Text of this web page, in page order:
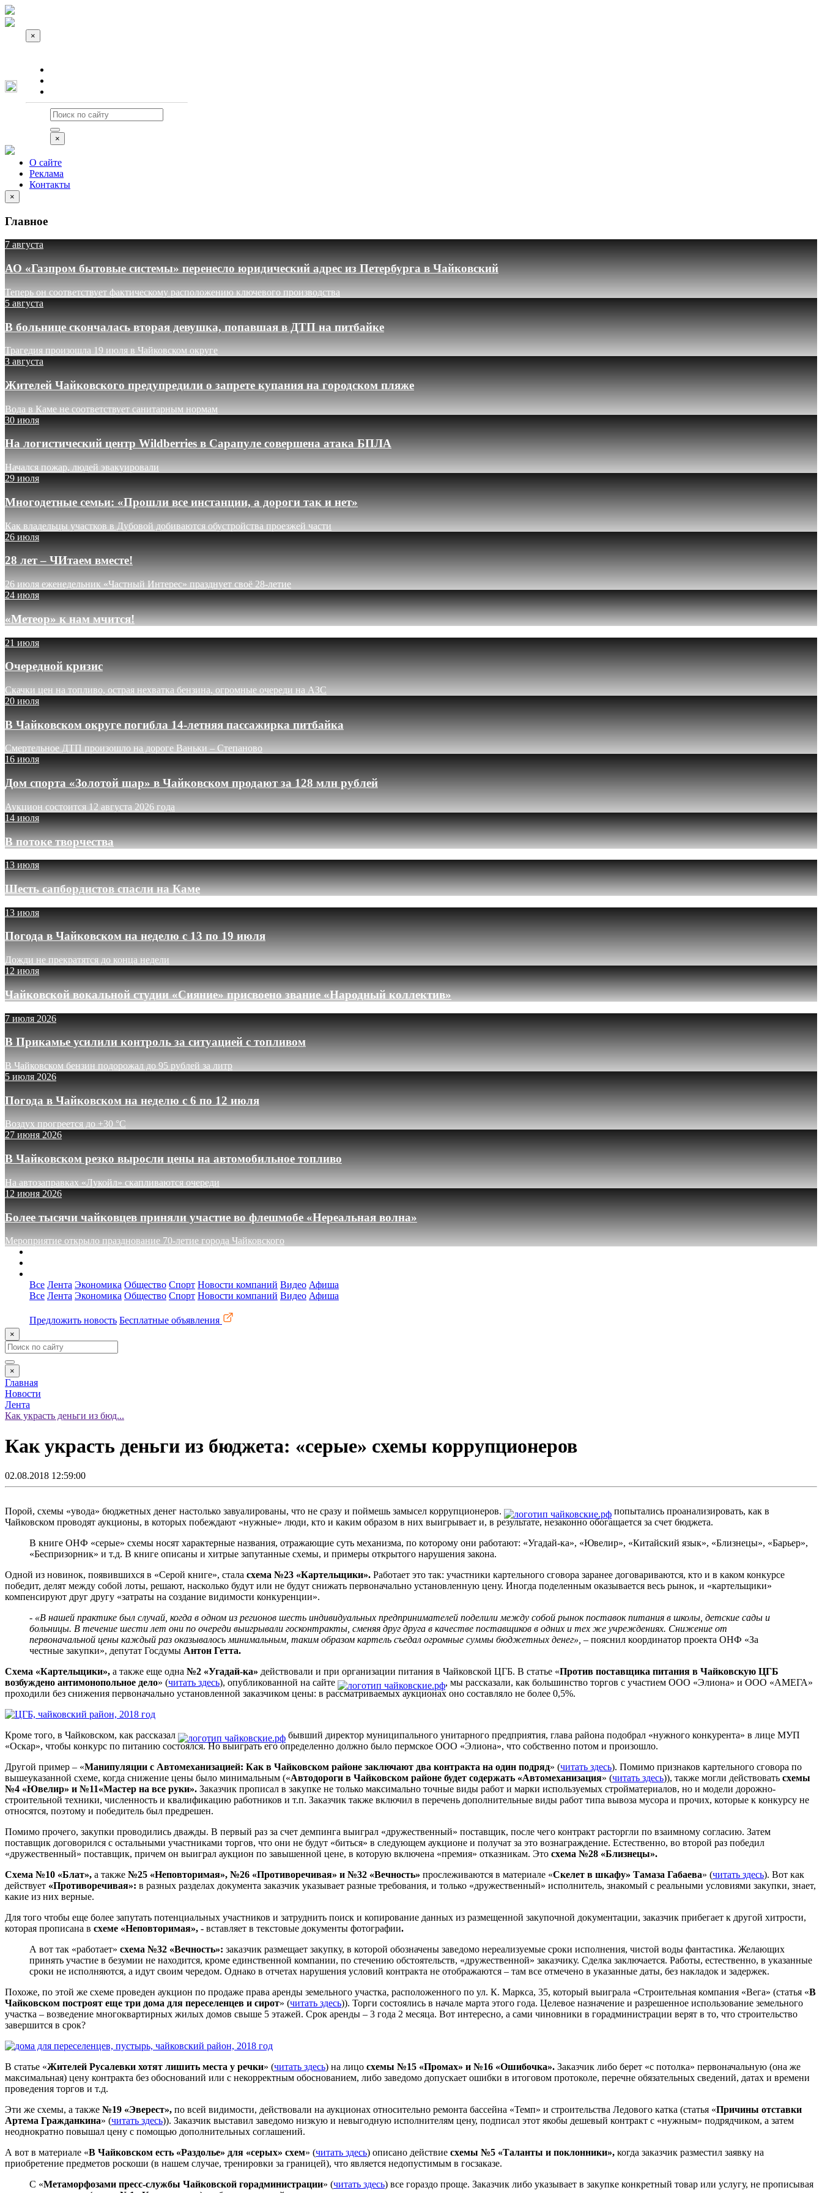
×
×
О сайте
Реклама
Контакты
×
Главное
7 августа
АО «Газпром бытовые системы» перенесло юридический адрес из Петербурга в Чайковский
Теперь он соответствует фактическому расположению ключевого производства
5 августа
В больнице скончалась вторая девушка, попавшая в ДТП на питбайке
Трагедия произошла 19 июля в Чайковском округе
3 августа
Жителей Чайковского предупредили о запрете купания на городском пляже
Вода в Каме не соответствует санитарным нормам
30 июля
На логистический центр Wildberries в Сарапуле совершена атака БПЛА
Начался пожар, людей эвакуировали
29 июля
Многодетные семьи: «Прошли все инстанции, а дороги так и нет»
Как владельцы участков в Дубовой добиваются обустройства проезжей части
26 июля
28 лет – ЧИтаем вместе!
26 июля еженедельник «Частный Интерес» празднует своё 28-летие
24 июля
«Метеор» к нам мчится!
21 июля
Очередной кризис
Скачки цен на топливо, острая нехватка бензина, огромные очереди на АЗС
20 июля
В Чайковском округе погибла 14-летняя пассажирка питбайка
Смертельное ДТП произошло на дороге Ваньки – Степаново
16 июля
Дом спорта «Золотой шар» в Чайковском продают за 128 млн рублей
Аукцион состоится 12 августа 2026 года
14 июля
В потоке творчества
13 июля
Шесть сапбордистов спасли на Каме
13 июля
Погода в Чайковском на неделю с 13 по 19 июля
Дожди не прекратятся до конца недели
12 июля
Чайковской вокальной студии «Сияние» присвоено звание «Народный коллектив»
7 июля 2026
В Прикамье усилили контроль за ситуацией с топливом
В Чайковском бензин подорожал до 95 рублей за литр
5 июля 2026
Погода в Чайковском на неделю с 6 по 12 июля
Воздух прогреется до +30 °C
27 июня 2026
В Чайковском резко выросли цены на автомобильное топливо
На автозаправках «Лукойл» скапливаются очереди
12 июня 2026
Более тысячи чайковцев приняли участие во флешмобе «Нереальная волна»
Мероприятие открыло празднование 70-летие города Чайковского
Все Лента Экономика Общество Спорт Новости компаний Видео Афиша
Все Лента Экономика Общество Спорт Новости компаний Видео Афиша
Предложить новость Бесплатные объявления
×
×
Главная
Новости
Лента
Как украсть деньги из бюд...
Как украсть деньги из бюджета: «серые» схемы коррупционеров
02.08.2018 12:59:00
Порой, схемы «увода» бюджетных денег настолько завуалированы, что не сразу и поймешь замысел коррупционеров.
попытались проанализировать, как в
Чайковском проводят аукционы, в которых побеждают «нужные» люди, кто и каким образом в них выигрывает и, в результате, незаконно обогащается за счет бюджета.
В книге ОНФ «серые» схемы носят характерные названия, отражающие суть механизма, по которому они работают: «Угадай-ка», «Ювелир», «Китайский язык», «Близнецы», «Барьер»,
«Беспризорник» и т.д. В книге описаны и хитрые запутанные схемы, и примеры открытого нарушения закона.
Одной из новинок, появившихся в «Серой книге», стала схема №23 «Картельщики». Работает это так: участники картельного сговора заранее договариваются, кто и в каком конкурсе
победит, делят между собой лоты, решают, насколько будут или не будут снижать первоначально установленную цену. Иногда поделенным оказывается весь рынок, и «картельщики»
компенсируют друг другу «затраты на создание видимости конкуренции».
- «В нашей практике был случай, когда в одном из регионов шесть индивидуальных предпринимателей поделили между собой рынок поставок питания в школы, детские сады и
больницы. В течение шести лет они по очереди выигрывали госконтракты, сменяя друг друга в качестве поставщиков в одних и тех же учреждениях. Снижение от
первоначальной цены каждый раз оказывалось минимальным, таким образом картель съедал огромные суммы бюджетных денег», – пояснил координатор проекта ОНФ «За
честные закупки», депутат Госдумы Антон Гетта.
Схема «Картельщики», а также еще одна №2 «Угадай-ка» действовали и при организации питания в Чайковской ЦГБ. В статье «Против поставщика питания в Чайковскую ЦГБ
возбуждено антимонопольное дело» (читать здесь), опубликованной на сайте
, мы рассказали, как большинство торгов с участием ООО «Элиона» и ООО «АМЕГА»
проходили без снижения первоначально установленной заказчиком цены: в рассматриваемых аукционах оно составляло не более 0,5%.
Кроме того, в Чайковском, как рассказал
бывший директор муниципального унитарного предприятия, глава района подобрал «нужного конкурента» в лице МУП
«Оскар», чтобы конкурс по питанию состоялся. Но выиграть его определенно должно было пермское ООО «Элиона», что собственно потом и произошло.
Другой пример – «Манипуляции с Автомеханизацией: Как в Чайковском районе заключают два контракта на один подряд» (читать здесь). Помимо признаков картельного сговора по
вышеуказанной схеме, когда снижение цены было минимальным («Автодороги в Чайковском районе будет содержать «Автомеханизация» (читать здесь)), также могли действовать схемы
№4 «Ювелир» и №11«Мастер на все руки». Заказчик прописал в закупке не только максимально точные виды работ и марки используемых стройматериалов, но и модели дорожно-
строительной техники, численность и квалификацию работников и т.п. Заказчик также включил в перечень дополнительные виды работ типа вывоза мусора и прочих, которые к конкурсу не
относятся, поэтому и победитель был предрешен.
Помимо прочего, закупки проводились дважды. В первый раз за счет демпинга выиграл «дружественный» поставщик, после чего контракт расторгли по взаимному согласию. Затем
поставщик договорился с остальными участниками торгов, что они не будут «биться» в следующем аукционе и получат за это вознаграждение. Естественно, во второй раз победил
«дружественный» поставщик, причем он выиграл аукцион по завышенной цене, в которую включена «премия» отказникам. Это схема №28 «Близнецы».
Схема №10 «Блат», а также №25 «Неповторимая», №26 «Противоречивая» и №32 «Вечность» прослеживаются в материале «Скелет в шкафу» Тамаза Габаева» (читать здесь). Вот как
действует «Противоречивая»: в разных разделах документа заказчик указывает разные требования, и только «дружественный» исполнитель, знакомый с реальными условиями закупки, знает,
какие из них верные.
Для того чтобы еще более запутать потенциальных участников и затруднить поиск и копирование данных из размещенной закупочной документации, заказчик прибегает к другой хитрости,
которая прописана в схеме «Неповторимая», - вставляет в текстовые документы фотографии.
А вот так «работает» схема №32 «Вечность»: заказчик размещает закупку, в которой обозначены заведомо нереализуемые сроки исполнения, чистой воды фантастика. Желающих
принять участие в безумии не находится, кроме единственной компании, по стечению обстоятельств, «дружественной» заказчику. Сделка заключается. Работы, естественно, в указанные
сроки не исполняются, а идут своим чередом. Однако в отчетах нарушения условий контракта не отображаются – там все отмечено в указанные даты, без накладок и задержек.
Похоже, по этой же схеме проведен аукцион по продаже права аренды земельного участка, расположенного по ул. К. Маркса, 35, который выиграла «Строительная компания «Вега» (статья «В
Чайковском построят еще три дома для переселенцев и сирот» (читать здесь)). Торги состоялись в начале марта этого года. Целевое назначение и разрешенное использование земельного
участка – возведение многоквартирных жилых домов свыше 5 этажей. Срок аренды – 3 года 2 месяца. Вот интересно, а сами чиновники в горадминистрации верят в то, что строительство
завершится в срок?
В статье «Жителей Русалевки хотят лишить места у речки» (читать здесь) на лицо схемы №15 «Промах» и №16 «Ошибочка». Заказчик либо берет «с потолка» первоначальную (она же
максимальная) цену контракта без обоснований или с некорректным обоснованием, либо заведомо допускает ошибки в итоговом протоколе, перечне обязательных сведений, датах и времени
проведения торгов и т.д.
Эти же схемы, а также №19 «Эверест», по всей видимости, действовали на аукционах относительно ремонта бассейна «Темп» и строительства Ледового катка (статья «Причины отставки
Артема Гражданкина» (читать здесь)). Заказчик выставил заведомо низкую и невыгодную исполнителям цену, подписал этот якобы дешевый контракт с «нужным» подрядчиком, а затем
неоднократно повышал цену с помощью дополнительных соглашений.
А вот в материале «В Чайковском есть «Раздолье» для «серых» схем» (читать здесь) описано действие схемы №5 «Таланты и поклонники», когда заказчик разместил заявку на
приобретение предметов роскоши (в нашем случае, тренировки за границей), что является недопустимым в госзаказе.
С «Метаморфозами пресс-службы Чайковской горадминистрации» (читать здесь) все гораздо проще. Заказчик либо указывает в закупке конкретный товар или услугу, не прописывая